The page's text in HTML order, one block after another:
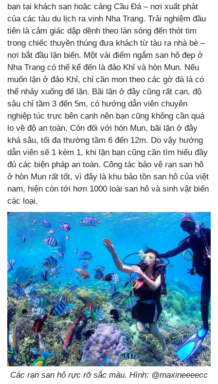
bạn tại khách sạn hoặc cảng Cầu Đá – nơi xuất phát
của các tàu du lịch ra vịnh Nha Trang. Trải nghiệm đầu
tiên là cảm giác dập dềnh theo làn sóng đến thót tim
trong chiếc thuyền thúng đưa khách từ tàu ra nhà bè –
nơi bắt đầu lặn biển. Một vài điểm ngắm san hô đẹp ở
Nha Trang có thể kể đến là đảo Khỉ và hòn Mun. Nếu
muốn lặn ở đảo Khỉ, chỉ cần mon theo các gờ đá là có
thể nhảy xuống để lặn. Bãi lặn ở đây cũng rất cạn, độ
sâu chỉ tầm 3 đến 5m, có hướng dẫn viên chuyên
nghiệp túc trực bên cạnh nên bạn cũng không cần quá
lo về độ an toàn. Còn đối với hòn Mun, bãi lặn ở đây
khá sâu, tối đa thường tầm 6 đến 12m. Do vậy hướng
dẫn viên sẽ 1 kèm 1, khi lặn bạn cũng cần tìm hiểu đầy
đủ các biện pháp an toàn. Công tác bảo vệ rạn san hô
ở hòn Mun rất tốt, vì đây là khu bảo tồn san hô của việt
nam, hiện còn tới hơn 1000 loài san hô và sinh vật biển
các loại.
Các rạn san hô rực rỡ sắc màu. Hình: @maxineeeecc